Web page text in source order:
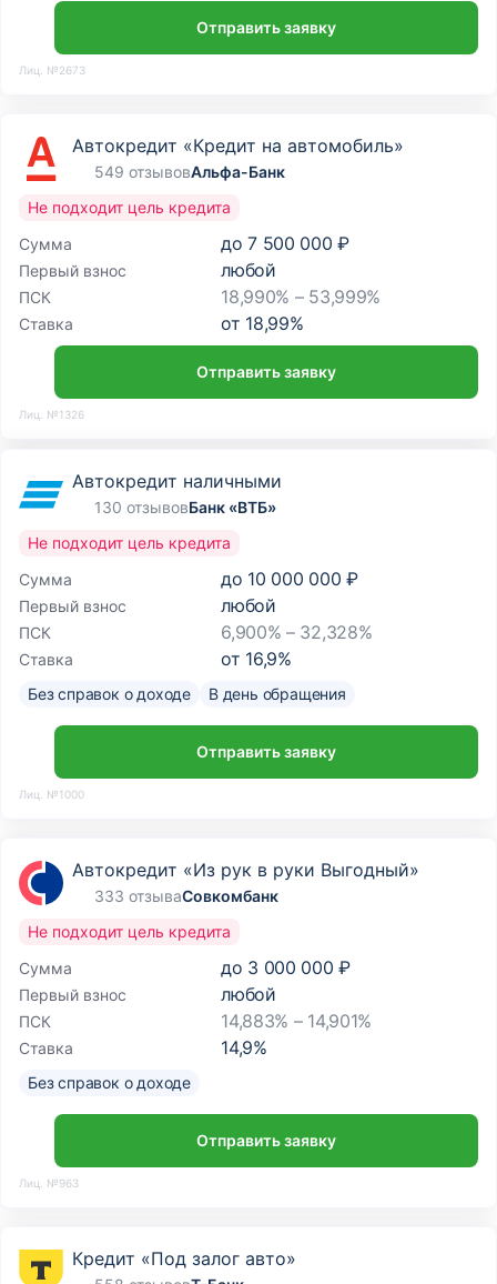
Отправить заявку
Лиц. №2673
Автокредит «Кредит на автомобиль»
549 отзывовАльфа-Банк
Сумма до 7 500 000 ₽
Первый взнос любой
ПСК 18,990% – 53,999%
Ставка от 18,99%
Не подходит цель кредита
Отправить заявку
Лиц. №1326
Автокредит наличными
130 отзывовБанк «ВТБ»
Сумма до 10 000 000 ₽
Первый взнос любой
ПСК 6,900% – 32,328%
Ставка от 16,9%
Не подходит цель кредита
Без справок о доходе В день обращения
Отправить заявку
Лиц. №1000
Автокредит «Из рук в руки Выгодный»
333 отзываСовкомбанк
Сумма до 3 000 000 ₽
Первый взнос любой
ПСК 14,883% – 14,901%
Ставка 14,9%
Не подходит цель кредита
Без справок о доходе
Отправить заявку
Лиц. №963
Кредит «Под залог авто»